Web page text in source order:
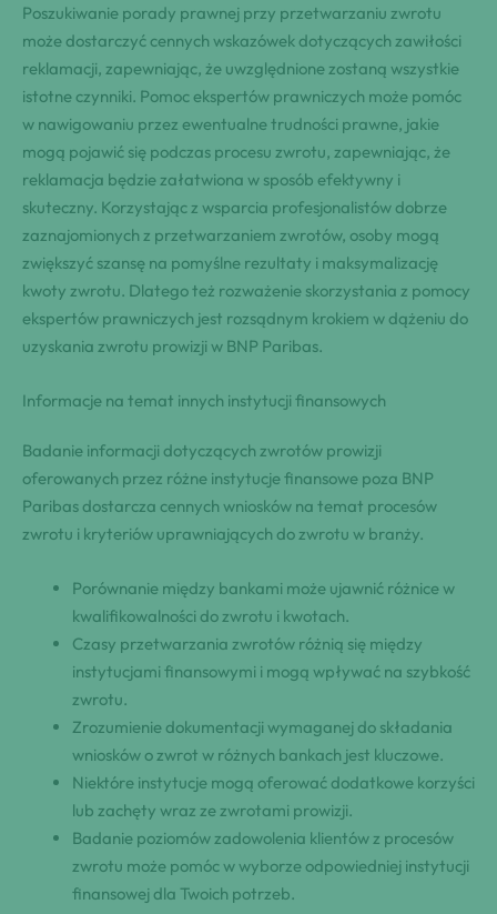
Poszukiwanie porady prawnej przy przetwarzaniu zwrotu
może dostarczyć cennych wskazówek dotyczących zawiłości
reklamacji, zapewniając, że uwzględnione zostaną wszystkie
istotne czynniki. Pomoc ekspertów prawniczych może pomóc
w nawigowaniu przez ewentualne trudności prawne, jakie
mogą pojawić się podczas procesu zwrotu, zapewniając, że
reklamacja będzie załatwiona w sposób efektywny i
skuteczny. Korzystając z wsparcia profesjonalistów dobrze
zaznajomionych z przetwarzaniem zwrotów, osoby mogą
zwiększyć szansę na pomyślne rezultaty i maksymalizację
kwoty zwrotu. Dlatego też rozważenie skorzystania z pomocy
ekspertów prawniczych jest rozsądnym krokiem w dążeniu do
uzyskania zwrotu prowizji w BNP Paribas.
Informacje na temat innych instytucji finansowych
Badanie informacji dotyczących zwrotów prowizji
oferowanych przez różne instytucje finansowe poza BNP
Paribas dostarcza cennych wniosków na temat procesów
zwrotu i kryteriów uprawniających do zwrotu w branży.
Porównanie między bankami może ujawnić różnice w
kwalifikowalności do zwrotu i kwotach.
Czasy przetwarzania zwrotów różnią się między
instytucjami finansowymi i mogą wpływać na szybkość
zwrotu.
Zrozumienie dokumentacji wymaganej do składania
wniosków o zwrot w różnych bankach jest kluczowe.
Niektóre instytucje mogą oferować dodatkowe korzyści
lub zachęty wraz ze zwrotami prowizji.
Badanie poziomów zadowolenia klientów z procesów
zwrotu może pomóc w wyborze odpowiedniej instytucji
finansowej dla Twoich potrzeb.